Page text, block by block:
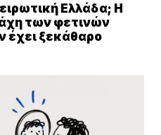
Ελλάδα; Η
των φετινών
έχει ξεκάθαρο